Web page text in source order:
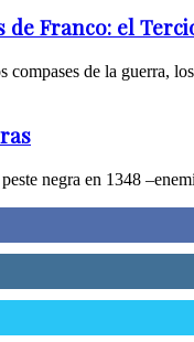
de Franco: el
compases de la guerra,
negra en 1348